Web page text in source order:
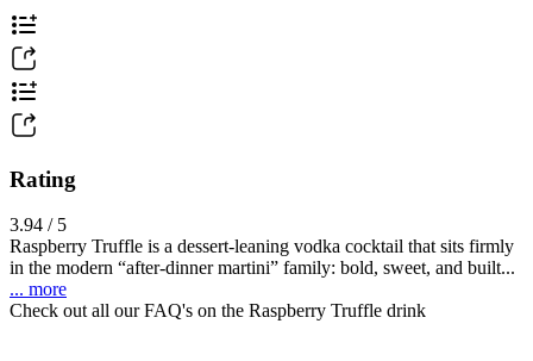
Rating
3.94 / 5
Raspberry Truffle is a dessert-leaning vodka cocktail that sits firmly
in the modern “after-dinner martini” family: bold, sweet, and built...
... more
Check out all our FAQ's on the Raspberry Truffle drink